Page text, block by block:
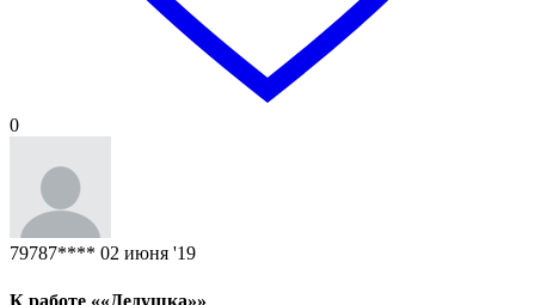
0
79787**** 02 июня '19
К работе ««Дедушка»»